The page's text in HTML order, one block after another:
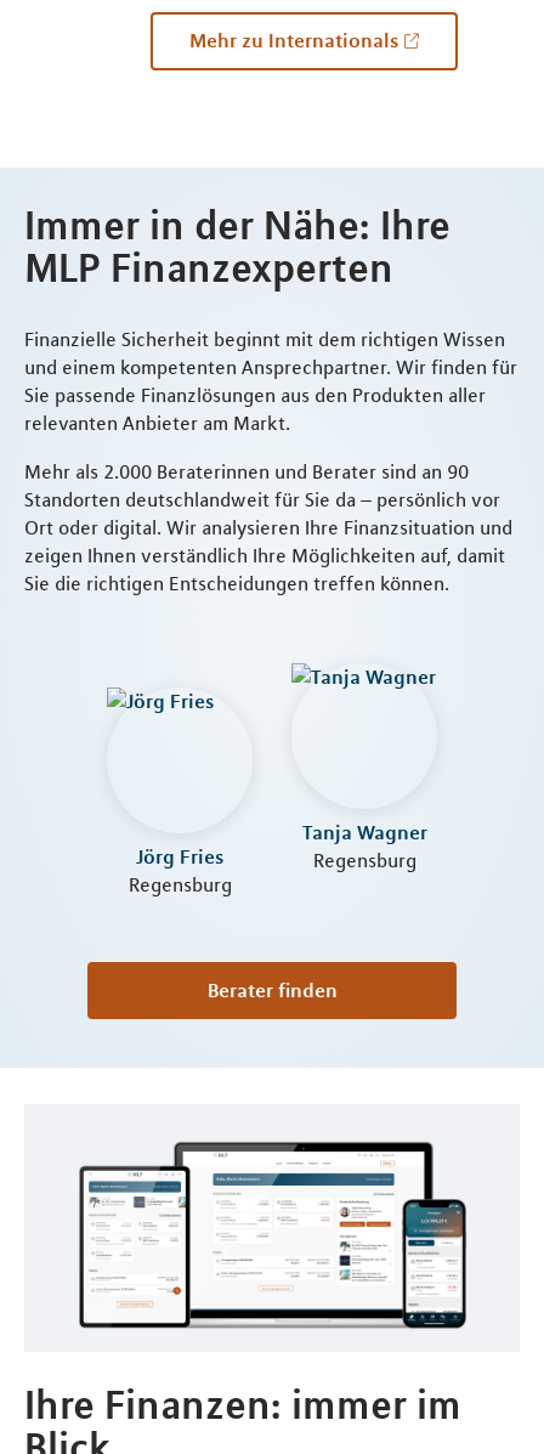
Mehr zu Internationals
Jörg Fries
Regensburg
Tanja Wagner
Regensburg
Berater finden
Immer in der Nähe: Ihre
MLP Finanzexperten
Finanzielle Sicherheit beginnt mit dem richtigen Wissen
und einem kompetenten Ansprechpartner. Wir finden für
Sie passende Finanzlösungen aus den Produkten aller
relevanten Anbieter am Markt.
Mehr als 2.000 Beraterinnen und Berater sind an 90
Standorten deutschlandweit für Sie da – persönlich vor
Ort oder digital. Wir analysieren Ihre Finanzsituation und
zeigen Ihnen verständlich Ihre Möglichkeiten auf, damit
Sie die richtigen Entscheidungen treffen können.
Ihre Finanzen: immer im